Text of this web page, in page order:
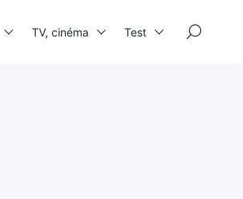
TV, cinéma Test